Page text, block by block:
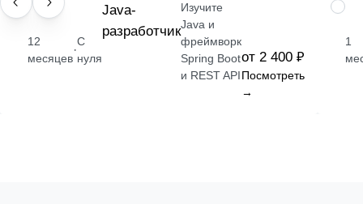
ПРОФЕССИЯ
12
месяцев
·
С
нуля
Java-
разработчик
Изучите
Java и
фреймворк
Spring Boot
и REST API
от 2 400 ₽
Посмотреть
→
1